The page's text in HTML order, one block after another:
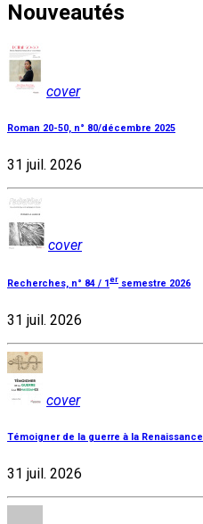
Nouveautés
cover
Roman 20-50, n° 80/décembre 2025
31 juil. 2026
cover
Recherches, n° 84 / 1 er semestre 2026
31 juil. 2026
cover
Témoigner de la guerre à la Renaissance
31 juil. 2026